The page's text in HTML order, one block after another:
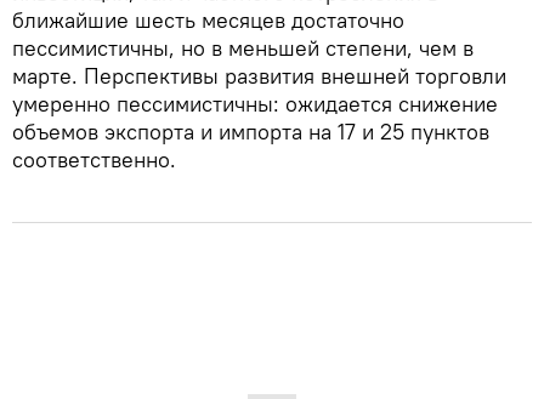
ближайшие шесть месяцев достаточно
пессимистичны, но в меньшей степени, чем в
марте. Перспективы развития внешней торговли
умеренно пессимистичны: ожидается снижение
объемов экспорта и импорта на 17 и 25 пунктов
соответственно.